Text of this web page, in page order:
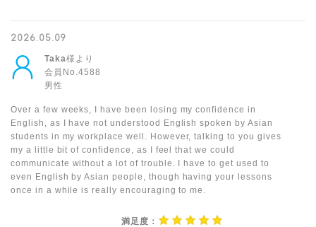
2026.05.09
Taka様より
会員No.4588
男性
Over a few weeks, I have been losing my confidence in
English, as I have not understood English spoken by Asian
students in my workplace well. However, talking to you gives
my a little bit of confidence, as I feel that we could
communicate without a lot of trouble. I have to get used to
even English by Asian people, though having your lessons
once in a while is really encouraging to me.
満足度：